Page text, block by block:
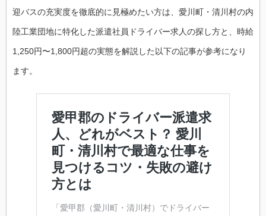
迎バスの充実度を徹底的に見極めたい方は、愛川町・清川村の内
陸工業団地に特化した派遣社員ドライバー求人の探し方と、時給
1,250円〜1,800円超の実態を解説した以下の記事が参考になり
ます。